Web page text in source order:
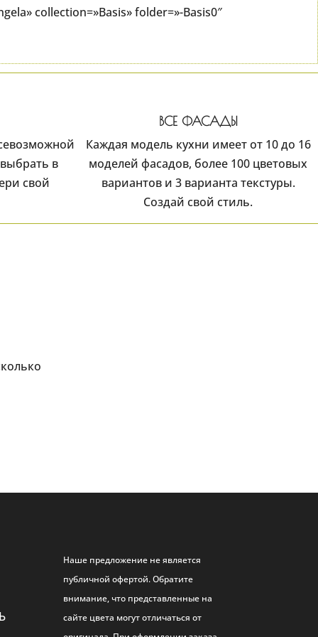
collection=»Basis» folder=»-Basis0″
в
свой
ВСЕ ФАСАДЫ
Каждая модель кухни имеет от 10 до 16
моделей фасадов, более 100 цветовых
вариантов и 3 варианта текстуры.
Создай свой стиль.
Наше предложение не является
публичной офертой. Обратите
внимание, что представленные на
сайте цвета могут отличаться от